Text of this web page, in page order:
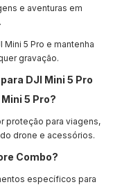
e aventuras em
5 Pro e mantenha
gravação.
DJI Mini 5 Pro
5 Pro?
proteção para viagens,
drone e acessórios.
Combo?
específicos para